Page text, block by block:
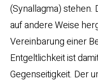
(Synallagma) stehen.
auf andere Weise
Vereinbarung einer
Entgeltlichkeit ist
Gegenseitigkeit. Der